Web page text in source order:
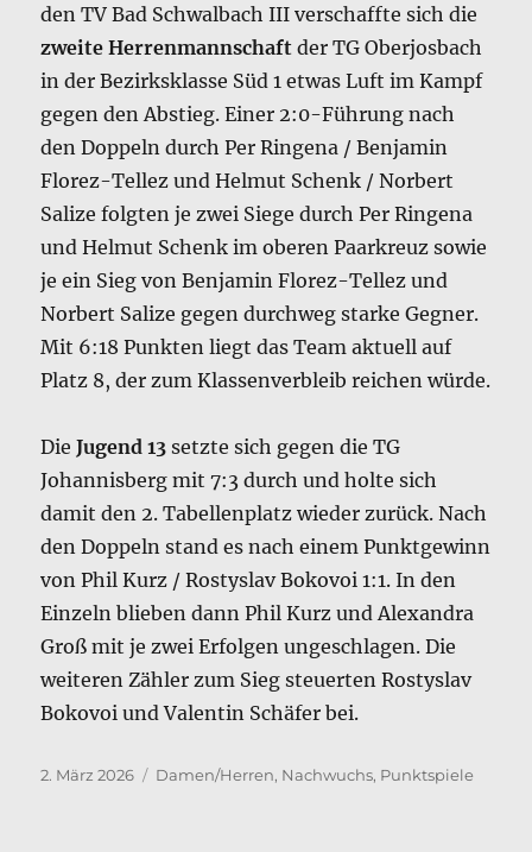
den TV Bad Schwalbach III verschaffte sich die
zweite Herrenmannschaft der TG Oberjosbach
in der Bezirksklasse Süd 1 etwas Luft im Kampf
gegen den Abstieg. Einer 2:0-Führung nach
den Doppeln durch Per Ringena / Benjamin
Florez-Tellez und Helmut Schenk / Norbert
Salize folgten je zwei Siege durch Per Ringena
und Helmut Schenk im oberen Paarkreuz sowie
je ein Sieg von Benjamin Florez-Tellez und
Norbert Salize gegen durchweg starke Gegner.
Mit 6:18 Punkten liegt das Team aktuell auf
Platz 8, der zum Klassenverbleib reichen würde.
DieJugend 13 setzte sich gegen die TG
Johannisberg mit 7:3 durch und holte sich
damit den 2. Tabellenplatz wieder zurück. Nach
den Doppeln stand es nach einem Punktgewinn
von Phil Kurz / Rostyslav Bokovoi 1:1. In den
Einzeln blieben dann Phil Kurz und Alexandra
Groß mit je zwei Erfolgen ungeschlagen. Die
weiteren Zähler zum Sieg steuerten Rostyslav
Bokovoi und Valentin Schäfer bei.
Veröffentlicht
2. März 2026 Kategorien
Damen/Herren, Nachwuchs, Punktspiele